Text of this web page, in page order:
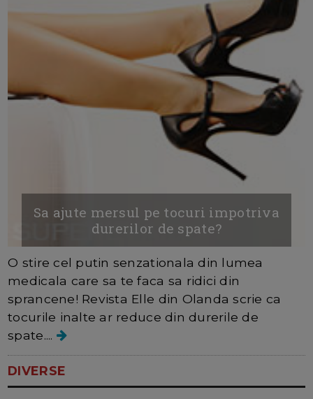
Sa ajute mersul pe tocuri impotriva
durerilor de spate?
O stire cel putin senzationala din lumea
medicala care sa te faca sa ridici din
sprancene! Revista Elle din Olanda scrie ca
tocurile inalte ar reduce din durerile de
spate....
DIVERSE